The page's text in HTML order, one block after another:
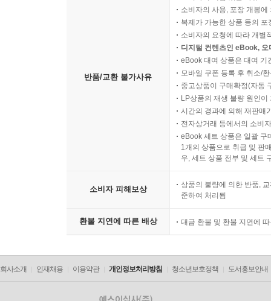
반품/교환 불가사유
소비자의 사용, 포장 개봉
복제가 가능한 상품 등의
소비자의 요청에 따라 개별
디지털 컨텐츠인 eBook,
eBook 대여 상품은 대여 기
모바일 쿠폰 등록 후 취소/
중고상품이 구매확정(자동
LP상품의 재생 불량 원인
시간의 경과에 의해 재판매
전자상거래 등에서의 소비
eBook 세트 상품은 일괄 구
1개의 상품으로 취급 및 판
우, 세트 상품 전부 및 세트
소비자 피해보상
상품의 불량에 의한 반품,
준하여 처리됨
환불 지연에 따른 배상 대금 환불 및 환불 지연에
회사소개 인재채용 이용약관 개인정보처리방침 청소년보호정책 도서홍보안내